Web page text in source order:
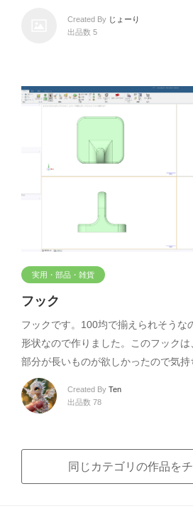
Created By じょーり
出品数 5
実用・部品・雑貨
フック
フックです。100均で揃えられそうな
形状なので作りました。このフック
部分が長いものが欲しかったので気持
Created By Ten
出品数 78
同じカテゴリの作品を